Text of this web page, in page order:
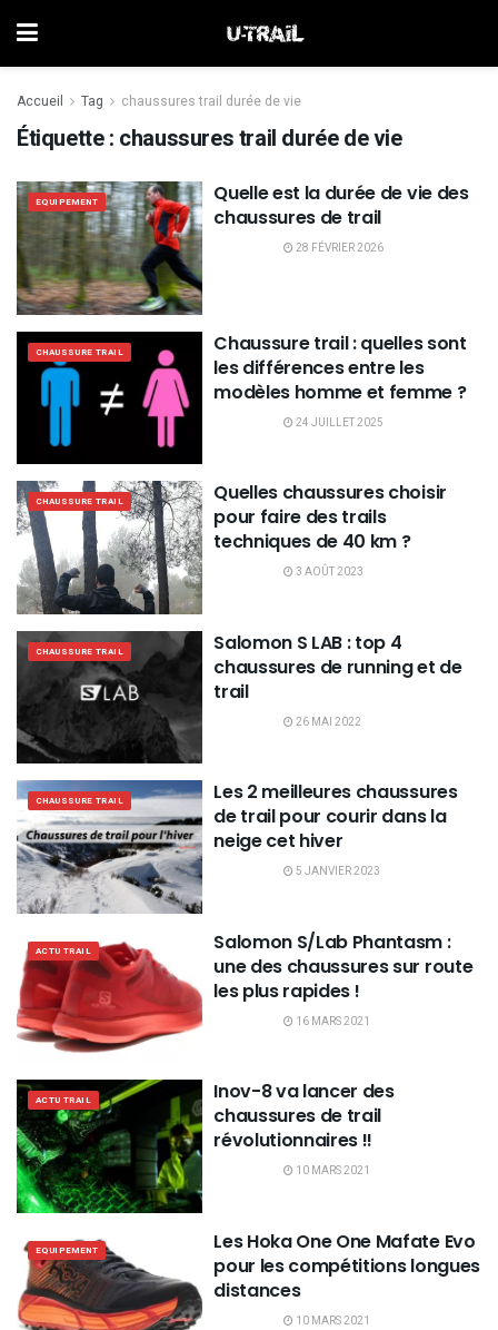
Accueil Tag chaussures trail durée de vie
Étiquette : chaussures trail durée de vie
EQUIPEMENT
Quelle est la durée de vie des
chaussures de trail
28 FÉVRIER 2026
CHAUSSURE TRAIL
Chaussure trail : quelles sont
les différences entre les
modèles homme et femme ?
24 JUILLET 2025
CHAUSSURE TRAIL
Quelles chaussures choisir
pour faire des trails
techniques de 40 km ?
3 AOÛT 2023
CHAUSSURE TRAIL
Salomon S LAB : top 4
chaussures de running et de
trail
26 MAI 2022
CHAUSSURE TRAIL
Les 2 meilleures chaussures
de trail pour courir dans la
neige cet hiver
5 JANVIER 2023
ACTU TRAIL
Salomon S/Lab Phantasm :
une des chaussures sur route
les plus rapides !
16 MARS 2021
ACTU TRAIL
Inov-8 va lancer des
chaussures de trail
révolutionnaires !!
10 MARS 2021
EQUIPEMENT
Les Hoka One One Mafate Evo
pour les compétitions longues
distances
10 MARS 2021